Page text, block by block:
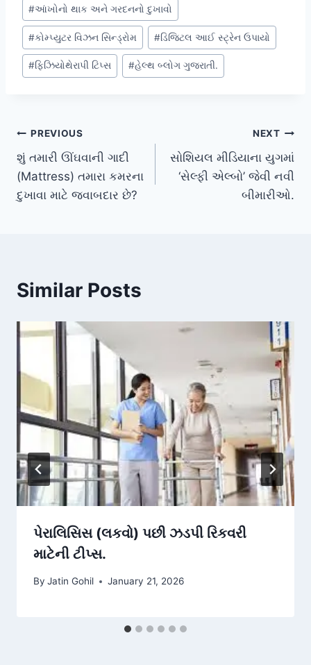
#આંખોનો થાક અને ગરદનનો દુખાવો
#કોમ્પ્યુટર વિઝન સિન્ડ્રોમ #ડિજિટલ આઈ સ્ટ્રેન ઉપાયો
#ફિઝિયોથેરાપી ટિપ્સ #હેલ્થ બ્લોગ ગુજરાતી.
Post
navigation
PREVIOUS
શું તમારી ઊંઘવાની ગાદી
(Mattress) તમારા કમરના
દુખાવા માટે જવાબદાર છે?
NEXT
સોશિયલ મીડિયાના યુગમાં
‘સેલ્ફી એલ્બો’ જેવી નવી
બીમારીઓ.
Similar Posts
પેરાલિસિસ (લકવો) પછી ઝડપી રિકવરી
માટેની ટીપ્સ.
By Jatin Gohil January 21, 2026